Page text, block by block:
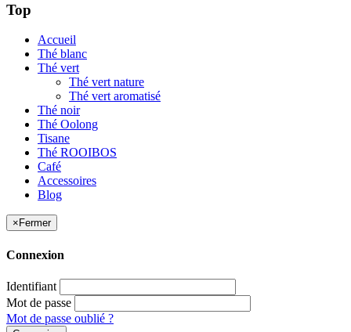
Top
Accueil
Thé blanc
Thé vert
Thé vert nature
Thé vert aromatisé
Thé noir
Thé Oolong
Tisane
Thé ROOIBOS
Café
Accessoires
Blog
× Fermer
Connexion
Identifiant
Mot de passe
Mot de passe oublié ?